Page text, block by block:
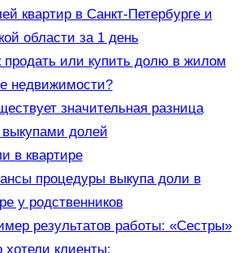
квартир в Санкт-Петербурге и
области за 1 день
или купить долю в жилом
недвижимости?
значительная разница
долей
в квартире
процедуры выкупа доли в
у родственников
результатов работы: «Сестры»
клиенты: